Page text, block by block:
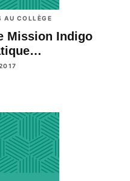
AU COLLÈGE
Mission Indigo